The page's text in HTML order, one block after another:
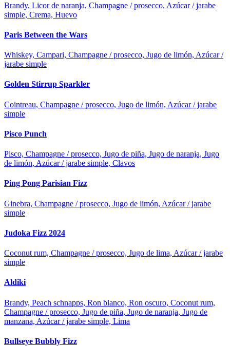
Brandy, Licor de naranja, Champagne / prosecco, Azúcar / jarabe
simple, Crema, Huevo
Paris Between the Wars
Whiskey, Campari, Champagne / prosecco, Jugo de limón, Azúcar /
jarabe simple
Golden Stirrup Sparkler
Cointreau, Champagne / prosecco, Jugo de limón, Azúcar / jarabe
simple
Pisco Punch
Pisco, Champagne / prosecco, Jugo de piña, Jugo de naranja, Jugo
de limón, Azúcar / jarabe simple, Clavos
Ping Pong Parisian Fizz
Ginebra, Champagne / prosecco, Jugo de limón, Azúcar / jarabe
simple
Judoka Fizz 2024
Coconut rum, Champagne / prosecco, Jugo de lima, Azúcar / jarabe
simple
Aldiki
Brandy, Peach schnapps, Ron blanco, Ron oscuro, Coconut rum,
Champagne / prosecco, Jugo de piña, Jugo de naranja, Jugo de
manzana, Azúcar / jarabe simple, Lima
Bullseye Bubbly Fizz